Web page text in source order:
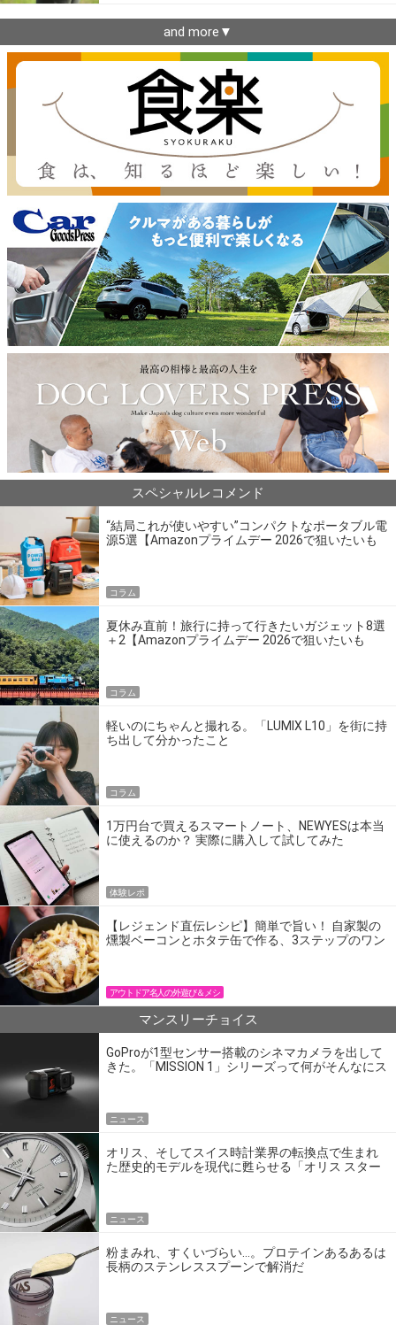
and more▼
スペシャルレコメンド
“結局これが使いやすい”コンパクトなポータブル電
源5選【Amazonプライムデー 2026で狙いたいも
コラム
夏休み直前！旅行に持って行きたいガジェット8選
＋2【Amazonプライムデー 2026で狙いたいも
コラム
軽いのにちゃんと撮れる。「LUMIX L10」を街に持
ち出して分かったこと
コラム
1万円台で買えるスマートノート、NEWYESは本当
に使えるのか？ 実際に購入して試してみた
体験レポ
【レジェンド直伝レシピ】簡単で旨い！ 自家製の
燻製ベーコンとホタテ缶で作る、3ステップのワン
アウトドア名人の外遊び＆メシ
マンスリーチョイス
GoProが1型センサー搭載のシネマカメラを出して
きた。「MISSION 1」シリーズって何がそんなにス
ニュース
オリス、そしてスイス時計業界の転換点で生まれ
た歴史的モデルを現代に甦らせる「オリス スター
ニュース
粉まみれ、すくいづらい…。プロテインあるあるは
長柄のステンレススプーンで解消だ
ニュース